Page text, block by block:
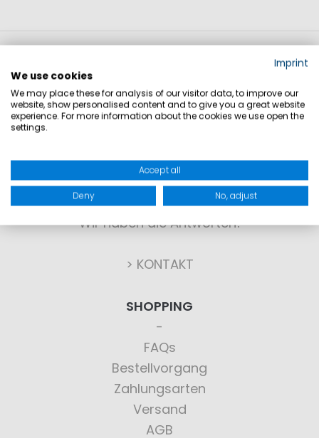
KONTAKT
Sie haben Fragen?
Wir haben die Antworten!
> KONTAKT
SHOPPING
FAQs
Bestellvorgang
Zahlungsarten
Versand
AGB
Imprint
We use cookies
We may place these for analysis of our visitor data, to improve our
website, show personalised content and to give you a great website
experience. For more information about the cookies we use open the
settings.
Accept all
Deny No, adjust